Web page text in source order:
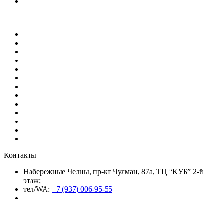
Контакты
Набережные Челны, пр-кт Чулман, 87а, ТЦ “КУБ” 2-й
этаж;
тел/WA: +7 (937) 006-95-55